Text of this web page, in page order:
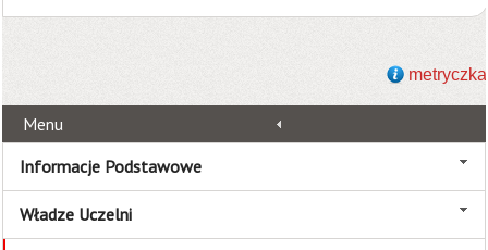
metryczka
Menu
Informacje Podstawowe
Władze Uczelni